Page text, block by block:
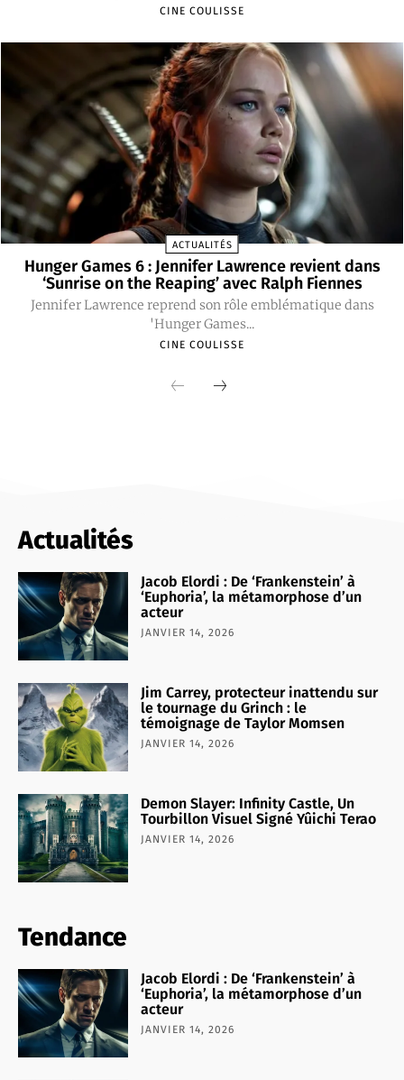
CINE COULISSE
ACTUALITÉS
Hunger Games 6 : Jennifer Lawrence revient dans
‘Sunrise on the Reaping’ avec Ralph Fiennes
Jennifer Lawrence reprend son rôle emblématique dans
'Hunger Games...
CINE COULISSE
Actualités
Jacob Elordi : De ‘Frankenstein’ à
‘Euphoria’, la métamorphose d’un
acteur
JANVIER 14, 2026
Jim Carrey, protecteur inattendu sur
le tournage du Grinch : le
témoignage de Taylor Momsen
JANVIER 14, 2026
Demon Slayer: Infinity Castle, Un
Tourbillon Visuel Signé Yûichi Terao
JANVIER 14, 2026
Tendance
Jacob Elordi : De ‘Frankenstein’ à
‘Euphoria’, la métamorphose d’un
acteur
JANVIER 14, 2026